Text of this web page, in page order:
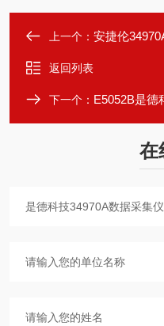
上一个： 安捷伦
返回列表
下一个： E5052B是德
在